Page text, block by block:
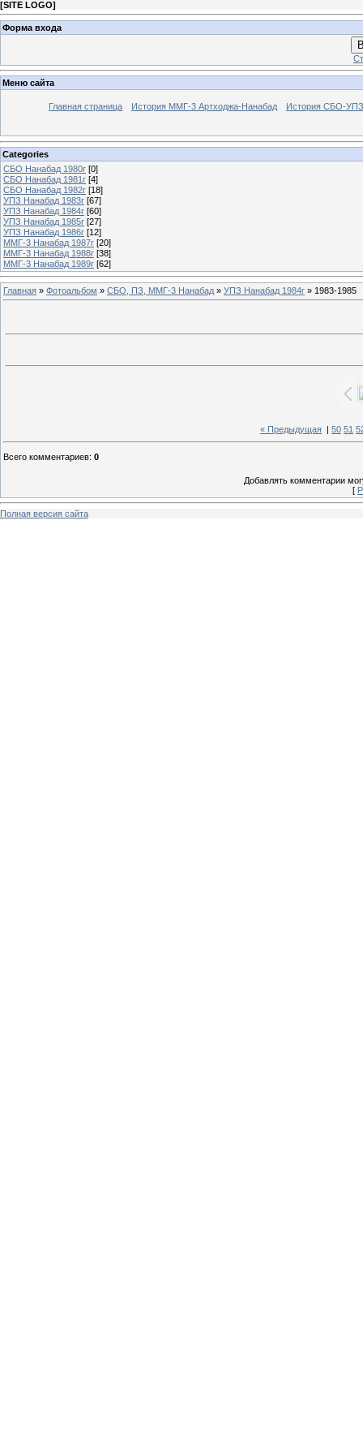
[SITE LOGO]
Форма входа
Меню сайта
Главная страница История ММГ-3 Артходжа-Нанабад История СБО-УПЗ
Categories
СБО Нанабад 1980г [0]
СБО Нанабад 1981г [4]
СБО Нанабад 1982г [18]
УПЗ Нанабад 1983г [67]
УПЗ Нанабад 1984г [60]
УПЗ Нанабад 1985г [27]
УПЗ Нанабад 1986г [12]
ММГ-3 Нанабад 1987г [20]
ММГ-3 Нанабад 1988г [38]
ММГ-3 Нанабад 1989г [62]
Главная » Фотоальбом » СБО, ПЗ, ММГ-3 Нанабад » УПЗ Нанабад 1984г » 1983-1985
« Предыдущая 50 51
Всего комментариев: 0
Добавлять комментарии
[
Полная версия сайта